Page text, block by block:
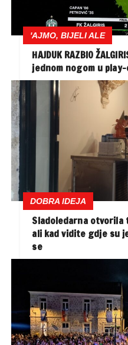
'AJMO, BIJELI ALE
HAJDUK RAZBIO
jednom nogom u
DOBRA IDEJA
Sladoledarna
ali kad vidite gdje su
se